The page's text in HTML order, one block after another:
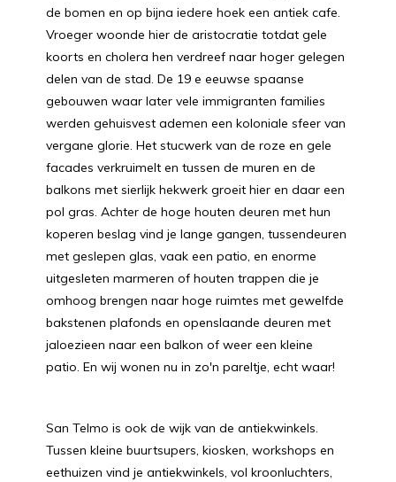
de bomen en op bijna iedere hoek een antiek cafe.
Vroeger woonde hier de aristocratie totdat gele
koorts en cholera hen verdreef naar hoger gelegen
delen van de stad. De 19 e eeuwse spaanse
gebouwen waar later vele immigranten families
werden gehuisvest ademen een koloniale sfeer van
vergane glorie. Het stucwerk van de roze en gele
facades verkruimelt en tussen de muren en de
balkons met sierlijk hekwerk groeit hier en daar een
pol gras. Achter de hoge houten deuren met hun
koperen beslag vind je lange gangen, tussendeuren
met geslepen glas, vaak een patio, en enorme
uitgesleten marmeren of houten trappen die je
omhoog brengen naar hoge ruimtes met gewelfde
bakstenen plafonds en openslaande deuren met
jaloezieen naar een balkon of weer een kleine
patio. En wij wonen nu in zo'n pareltje, echt waar!
San Telmo is ook de wijk van de antiekwinkels.
Tussen kleine buurtsupers, kiosken, workshops en
eethuizen vind je antiekwinkels, vol kroonluchters,